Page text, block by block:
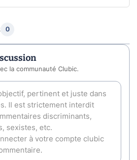
0
la communauté Clubic.